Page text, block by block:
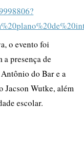
o evento foi
a presença de
do Bar e a
Jacson Wutke, além
escolar.